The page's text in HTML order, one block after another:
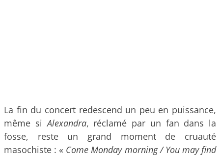
La fin du concert redescend un peu en puissance,
même siAlexandra, réclamé par un fan dans la
fosse, reste un grand moment de cruauté
masochiste : « Come Monday morning / You may find